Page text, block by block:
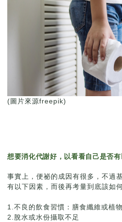
(圖片來源freepik)
想要消化代謝好，以看看自己是否有
事實上，便祕的成因有很多，不過
有以下因素，而後再考量到底該如
1.不良的飲食習慣：膳食纖維或植
2.脫水或水份攝取不足